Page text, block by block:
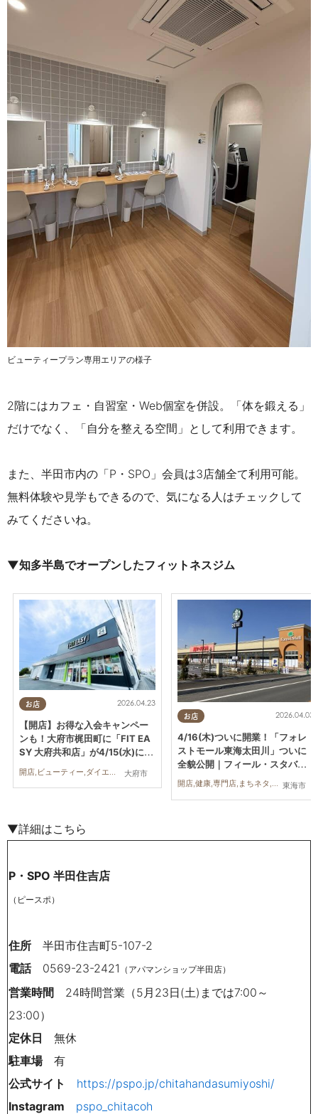
ビューティープラン専用エリアの様子
2階にはカフェ・自習室・Web個室を併設。「体を鍛える」
だけでなく、「自分を整える空間」として利用できます。
また、半田市内の「P・SPO」会員は3店舗全て利用可能。
無料体験や見学もできるので、気になる人はチェックして
みてくださいね。
▼知多半島でオープンしたフィットネスジム
お店
大府市
2026.04.23
【開店】お得な入会キャンペー
ンも！大府市梶田町に「FIT EA
SY 大府共和店」が4/15(水)にオ
ープン
開店,ビューティー,ダイエット,健康,KURUTOHP
お店
東海市
2026.04.03
4/16(木)ついに開業！「フォレ
ストモール東海太田川」ついに
全貌公開｜フィール・スタバ・
ケーズデンキほか／ちたまる広
告
開店,健康,専門店,まちネタ,ちたまる広告
▼詳細はこちら
P・SPO 半田住吉店
（ピースポ）
住所 半田市住吉町5-107-2
電話0569-23-2421 （アパマンショップ半田店）
営業時間 24時間営業（5月23日(土)までは7:00～
23:00）
定休日 無休
駐車場有
公式サイト
https://pspo.jp/chitahandasumiyoshi/
Instagram
pspo_chitacoh